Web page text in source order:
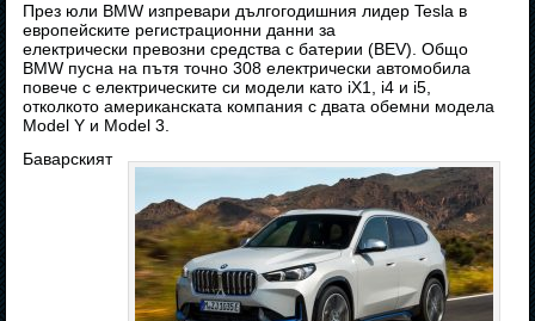
През юли BMW изпревари дългогодишния лидер Tesla в
европейските регистрационни данни за
електрически превозни средства с батерии (BEV). Общо
BMW пусна на пътя точно 308 електрически автомобила
повече с електрическите си модели като iX1, i4 и i5,
отколкото американската компания с двата обемни модела
Model Y и Model 3.
Баварският